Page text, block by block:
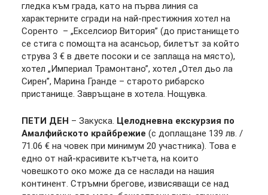
гледка към града, като на първа линия са
характерните сгради на най-престижния хотел на
Соренто – „Екселсиор Витория” (до пристанището
се стига с помощта на асансьор, билетът за който
струва 3 € в двете посоки и се заплаща на място),
хотел „Империал Трамонтано”, хотел „Отел дьо ла
Сирен”, Марина Гранде – старото рибарско
пристанище. Завръщане в хотела. Нощувка.
ПЕТИ ДЕН – Закуска. Целодневна екскурзия по
Амалфийското крайбрежие (с доплащане 139 лв. /
71.06 € на човек при минимум 20 участника). Това е
едно от най-красивите кътчета, на които
човешкото око може да се наслади на нашия
континент. Стръмни брегове, извисяващи се над